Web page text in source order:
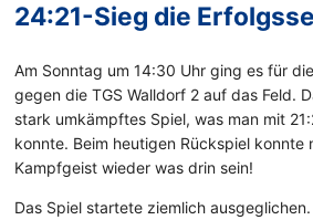
24:21-Sieg die
Am Sonntag um 14:30 Uhr ging es für
gegen die TGS Walldorf 2 auf das Feld.
stark umkämpftes Spiel, was man mit
konnte. Beim heutigen Rückspiel konnte
Kampfgeist wieder was drin sein!
Das Spiel startete ziemlich